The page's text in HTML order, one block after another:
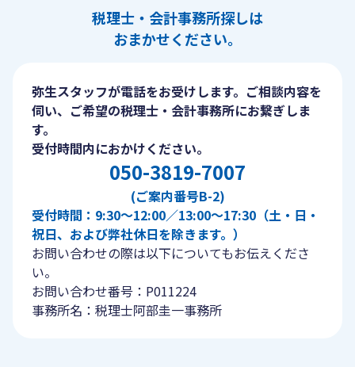
税理士・会計事務所探しは
おまかせください。
弥生スタッフが電話をお受けします。ご相談内容を
伺い、ご希望の税理士・会計事務所にお繋ぎしま
す。
受付時間内におかけください。
050-3819-7007
(ご案内番号B-2)
受付時間：9:30〜12:00／13:00〜17:30（土・日・
祝日、および弊社休日を除きます。）
お問い合わせの際は以下についてもお伝えくださ
い。
お問い合わせ番号：P011224
事務所名：税理士阿部圭一事務所